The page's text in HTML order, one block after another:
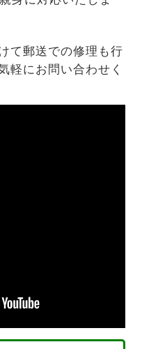
て郵送での修理も行
軽にお問い合わせく